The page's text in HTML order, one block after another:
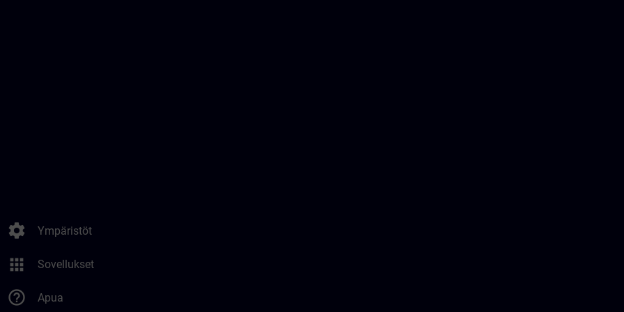
settings Ympäristöt
apps Sovellukset
help_outline Apua